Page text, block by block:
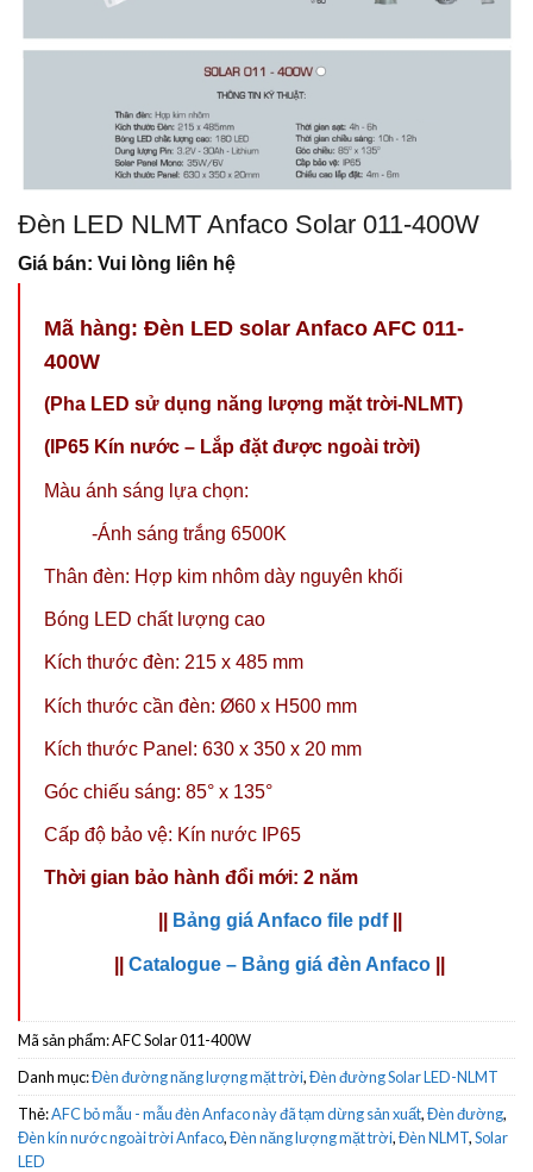
Đèn LED NLMT Anfaco Solar 011-400W
Giá bán: Vui lòng liên hệ
Mã hàng: Đèn LED solar Anfaco AFC 011-
400W
(Pha LED sử dụng năng lượng mặt trời-NLMT)
(IP65 Kín nước – Lắp đặt được ngoài trời)
Màu ánh sáng lựa chọn:
-Ánh sáng trắng 6500K
Thân đèn: Hợp kim nhôm dày nguyên khối
Bóng LED chất lượng cao
Kích thước đèn: 215 x 485 mm
Kích thước cần đèn: Ø60 x H500 mm
Kích thước Panel: 630 x 350 x 20 mm
Góc chiếu sáng: 85° x 135°
Cấp độ bảo vệ: Kín nước IP65
Thời gian bảo hành đổi mới: 2 năm
Bảng giá Anfaco file pdf
Catalogue – Bảng giá đèn Anfaco
Mã sản phẩm:AFC Solar 011-400W
Danh mục:Đèn đường năng lượng mặt trời,Đèn đường Solar LED-NLMT
Thẻ:AFC bỏ mẫu - mẫu đèn Anfaco này đã tạm dừng sản xuất,Đèn đường,
Đèn kín nước ngoài trời Anfaco,Đèn năng lượng mặt trời,Đèn NLMT,Solar
LED